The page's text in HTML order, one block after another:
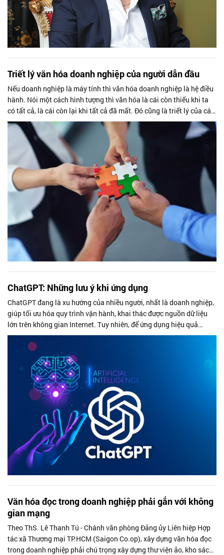
Triết lý văn hóa doanh nghiệp của người dẫn đầu
Nếu doanh nghiệp là máy tính thì văn hóa doanh nghiệp là hệ điều
hành. Nói một cách hình tượng thì văn hóa là cái còn thiếu khi ta
có tất cả, là cái còn lại khi tất cả đã mất. Đó cũng là triết lý của các
lãnh đạo doanh nghiệp.
ChatGPT: Những lưu ý khi ứng dụng
ChatGPT đang là xu hướng của nhiều người, nhất là doanh nghiệp,
giúp tối ưu hóa quy trình vận hành, khai thác được nguồn dữ liệu
lớn trên không gian Internet. Tuy nhiên, để ứng dụng hiệu quả
ChatGPT, các doanh nghiệp cần những lưu ý sau.
Văn hóa đọc trong doanh nghiệp phải gắn với không
gian mạng
Theo ThS. Lê Thanh Tú - Chánh văn phòng Đảng ủy Liên hiệp Hợp
tác xã Thương mại TP.HCM (Saigon Co.op), xây dựng văn hóa đọc
trong doanh nghiệp phải chú trọng xây dựng thư viện ảo, kho sách